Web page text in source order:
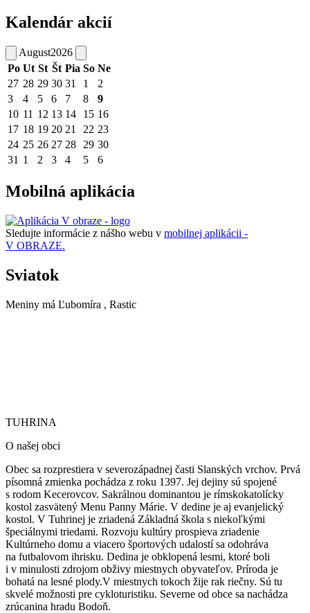
Kalendár akcií
August2026
Po Ut St Št Pia So Ne
27 28 29 30 31 1
2
3
4 5 6 7 8
9
10 11 12 13 14 15 16
17 18 19 20 21 22 23
24 25 26 27 28 29 30
31 1 2 3 4 5 6
Mobilná aplikácia
Sledujte informácie z nášho webu v mobilnej aplikácii -
V OBRAZE.
Sviatok
Meniny má Ľubomíra , Rastic
TUHRINA
O našej obci
Obec sa rozprestiera v severozápadnej časti Slanských vrchov. Prvá
písomná zmienka pochádza z roku 1397. Jej dejiny sú spojené
s rodom Kecerovcov. Sakrálnou dominantou je rímskokatolícky
kostol zasvätený Menu Panny Márie. V dedine je aj evanjelický
kostol. V Tuhrinej je zriadená Základná škola s niekoľkými
špeciálnymi triedami. Rozvoju kultúry prospieva zriadenie
Kultúrneho domu a viacero športových udalostí sa odohráva
na futbalovom ihrisku. Dedina je obklopená lesmi, ktoré boli
i v minulosti zdrojom obživy miestnych obyvateľov. Príroda je
bohatá na lesné plody.V miestnych tokoch žije rak riečny. Sú tu
skvelé možnosti pre cykloturistiku. Severne od obce sa nachádza
zrúcanina hradu Bodoň.